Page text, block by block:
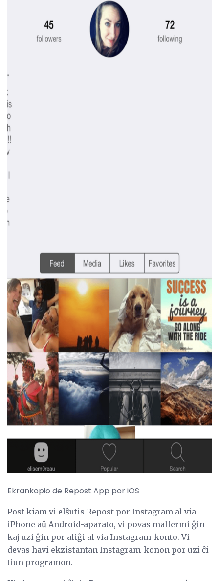
ad
Ekrankopio de Repost App por iOS
Post kiam vi elŝutis Repost por Instagram al via
iPhone aŭ Android-aparato, vi povas malfermi ĝin
kaj uzi ĝin por aliĝi al via Instagram-konto. Vi
devas havi ekzistantan Instagram-konon por uzi ĉi
tiun programon.